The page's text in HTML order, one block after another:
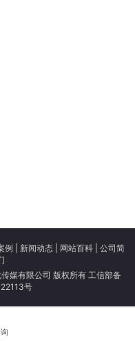
例 新闻动态 网站百科
公司简
媒有限公司 版权所有 工信部备
号